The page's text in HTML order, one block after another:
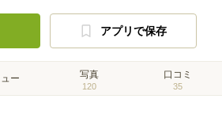
アプリで保存
ー 写真
120
口コミ
35